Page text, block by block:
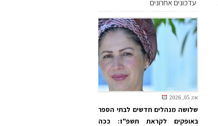
עדכונים אחרונים
אוג 05, 2026
שלושה מנהלים חדשים לבתי הספר
באופקים לקראת תשפ"ז: ככה